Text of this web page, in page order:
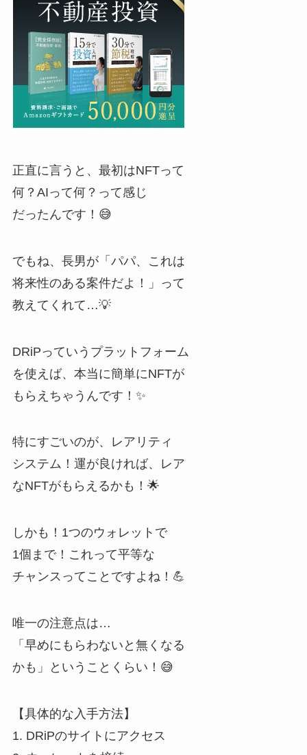
正直に言うと、最初はNFTって
何？AIって何？って感じ
だったんです！😅
でもね、長男が「パパ、これは
将来性のある案件だよ！」って
教えてくれて…💡
DRiPっていうプラットフォーム
を使えば、本当に簡単にNFTが
もらえちゃうんです！✨
特にすごいのが、レアリティ
システム！運が良ければ、レア
なNFTがもらえるかも！🌟
しかも！1つのウォレットで
1個まで！これって平等な
チャンスってことですよね！💪
唯一の注意点は…
「早めにもらわないと無くなる
かも」ということくらい！😅
【具体的な入手方法】
1. DRiPのサイトにアクセス